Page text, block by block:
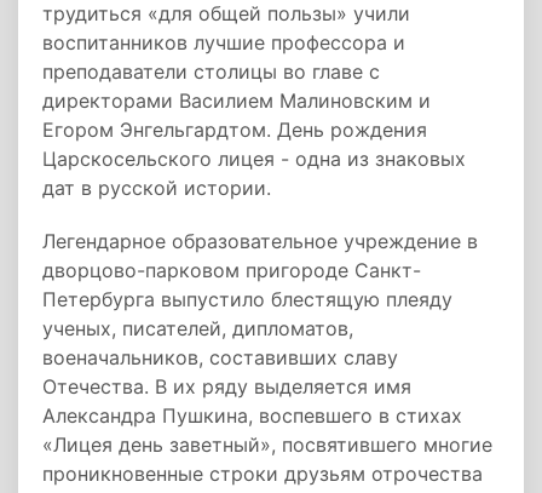
трудиться «для общей пользы» учили
воспитанников лучшие профессора и
преподаватели столицы во главе с
директорами Василием Малиновским и
Егором Энгельгардтом. День рождения
Царскосельского лицея - одна из знаковых
дат в русской истории.
Легендарное образовательное учреждение в
дворцово-парковом пригороде Санкт-
Петербурга выпустило блестящую плеяду
ученых, писателей, дипломатов,
военачальников, составивших славу
Отечества. В их ряду выделяется имя
Александра Пушкина, воспевшего в стихах
«Лицея день заветный», посвятившего многие
проникновенные строки друзьям отрочества